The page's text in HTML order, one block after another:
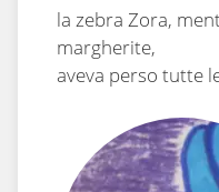
la zebra Zora,
margherite,
aveva perso tutte